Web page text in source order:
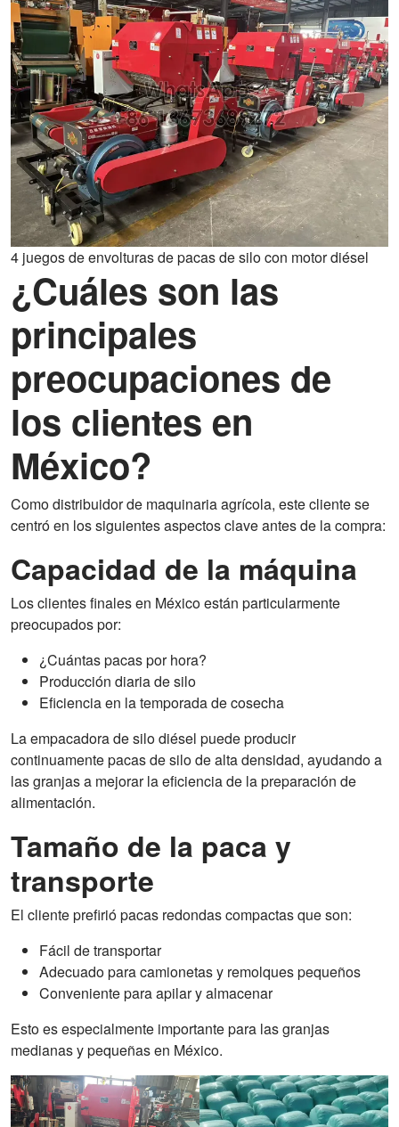
4 juegos de envolturas de pacas de silo con motor diésel
¿Cuáles son las
principales
preocupaciones de
los clientes en
México?
Como distribuidor de maquinaria agrícola, este cliente se
centró en los siguientes aspectos clave antes de la compra:
Capacidad de la máquina
Los clientes finales en México están particularmente
preocupados por:
¿Cuántas pacas por hora?
Producción diaria de silo
Eficiencia en la temporada de cosecha
La empacadora de silo diésel puede producir
continuamente pacas de silo de alta densidad, ayudando a
las granjas a mejorar la eficiencia de la preparación de
alimentación.
Tamaño de la paca y
transporte
El cliente prefirió pacas redondas compactas que son:
Fácil de transportar
Adecuado para camionetas y remolques pequeños
Conveniente para apilar y almacenar
Esto es especialmente importante para las granjas
medianas y pequeñas en México.